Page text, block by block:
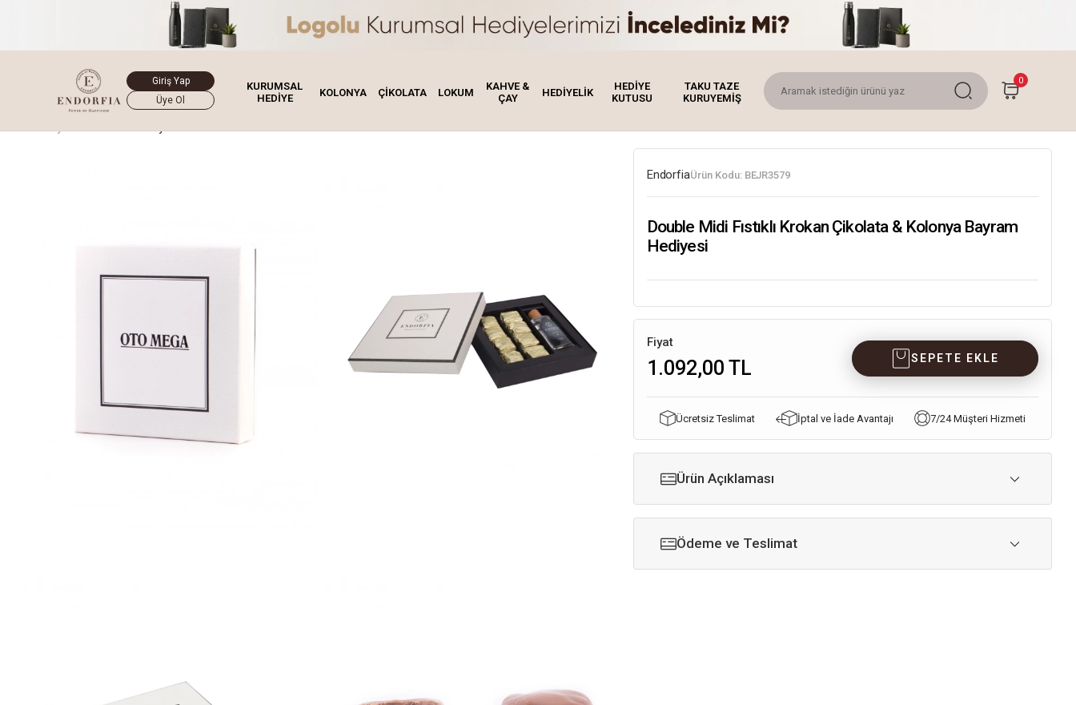
Giriş Yap
Üye Ol
KURUMSAL
HEDİYE
KOLONYA ÇİKOLATA LOKUM
KAHVE &
ÇAY
HEDİYELİK
HEDİYE
KUTUSU
TAKU TAZE
KURUYEMİŞ
0
EndorfiaÜrün Kodu: BEJR3579
Double Midi Fıstıklı Krokan Çikolata & Kolonya Bayram
Hediyesi
Fiyat
1.092,00 TL SEPETE EKLE
Ücretsiz Teslimat İptal ve İade Avantajı 7/24 Müşteri Hizmeti
Ürün Açıklaması
Ödeme ve Teslimat